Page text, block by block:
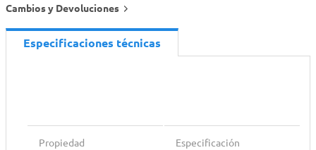
Cambios y Devoluciones
Especificaciones técnicas
Propiedad Especificación